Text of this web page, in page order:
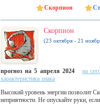
Скорпион
Скорпион
(23 октября - 21
прогноз на 5 апреля 2024
на
характеристика знака
Высокий уровень энергии позволит
неприятности. Не опускайте руки,